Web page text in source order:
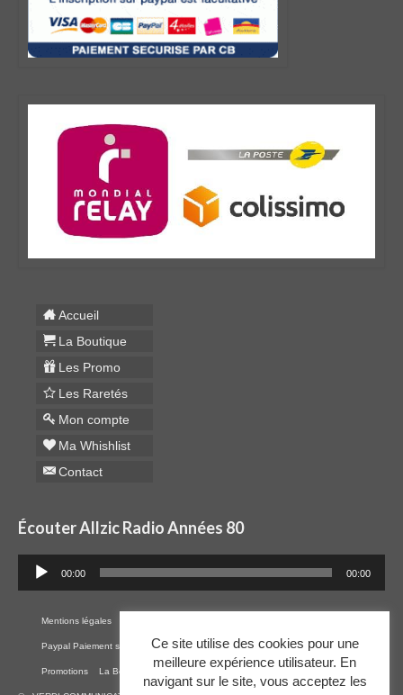
Accueil
La Boutique
Les Promo
Les Raretés
Mon compte
Ma Whishlist
Contact
Écouter Allzic Radio Années 80
Lecteur
audio
00:00 00:00
Mentions légales
Paypal Paiement sécurisé par CB Contact Mon Compte Whishlist Raretés
Promotions La Boutique
Ce site utilise des cookies pour une
meilleure expérience utilisateur. En
navigant sur le site, vous acceptez les